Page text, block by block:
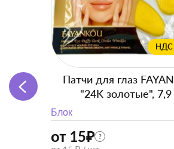
НДС
Патчи для глаз
"24K золотые", 7,9
Блок
от 15₽ ?